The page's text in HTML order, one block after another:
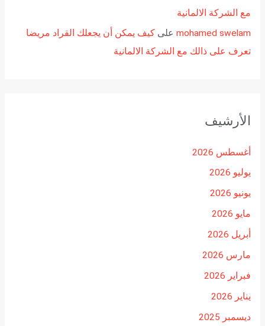
مع الشركة الالمانية
mohamed swelamعلى كيف يمكن أن يجعلك القراد مريضا
تعرف على ذالك مع الشركة الالمانية
الأرشيف
أغسطس 2026
يوليو 2026
يونيو 2026
مايو 2026
أبريل 2026
مارس 2026
فبراير 2026
يناير 2026
ديسمبر 2025